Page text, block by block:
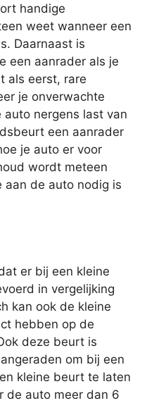
handige
weet wanneer een
Daarnaast is
een aanrader als je
als eerst, rare
je onverwachte
nergens last van
een aanrader
je auto er voor
wordt meteen
aan de auto nodig is
er bij een kleine
in vergelijking
kan ook de kleine
hebben op de
deze beurt is
om bij een
kleine beurt te laten
de auto meer dan 6